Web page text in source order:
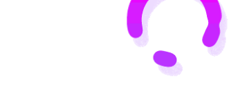
文案
7-9折！等多家顶流配音软件[配音神